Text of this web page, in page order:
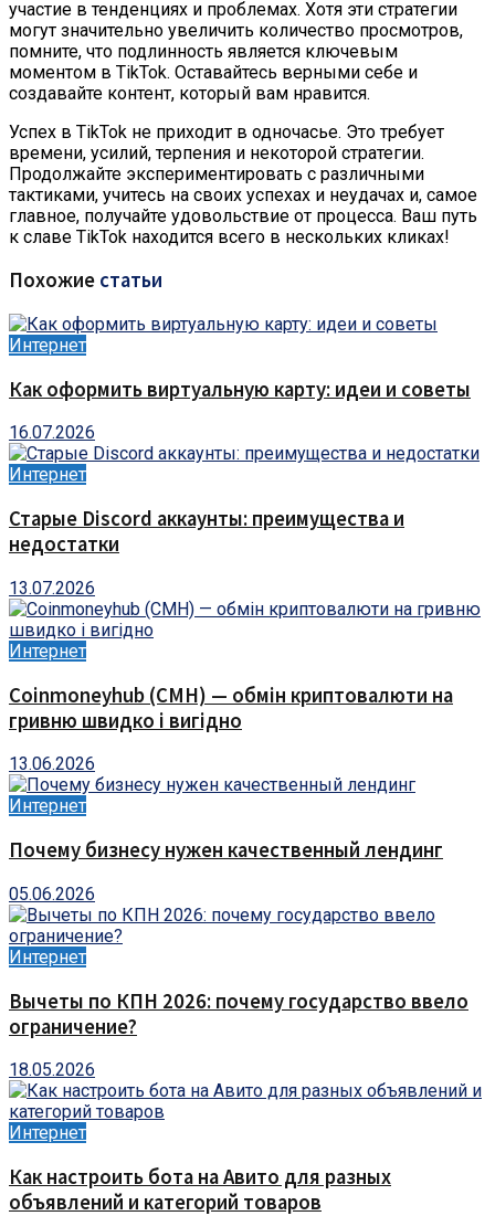
участие в тенденциях и проблемах. Хотя эти стратегии
могут значительно увеличить количество просмотров,
помните, что подлинность является ключевым
моментом в TikTok. Оставайтесь верными себе и
создавайте контент, который вам нравится.
Успех в TikTok не приходит в одночасье. Это требует
времени, усилий, терпения и некоторой стратегии.
Продолжайте экспериментировать с различными
тактиками, учитесь на своих успехах и неудачах и, самое
главное, получайте удовольствие от процесса. Ваш путь
к славе TikTok находится всего в нескольких кликах!
Похожие статьи
Интернет
Как оформить виртуальную карту: идеи и советы
16.07.2026
Интернет
Старые Discord аккаунты: преимущества и
недостатки
13.07.2026
Интернет
Coinmoneyhub (CMH) — обмін криптовалюти на
гривню швидко і вигідно
13.06.2026
Интернет
Почему бизнесу нужен качественный лендинг
05.06.2026
Интернет
Вычеты по КПН 2026: почему государство ввело
ограничение?
18.05.2026
Интернет
Как настроить бота на Авито для разных
объявлений и категорий товаров